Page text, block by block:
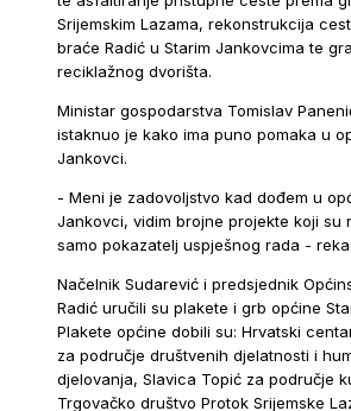
Srijemskim Lazama, rekonstrukcija
braće Radić u Starim Jankovcima te
reciklažnog dvorišta.
Ministar gospodarstva Tomislav
istaknuo je kako ima puno pomaka u
Jankovci.
- Meni je zadovoljstvo kad dođem u
Jankovci, vidim brojne projekte koji su
samo pokazatelj uspješnog rada -
Načelnik Sudarević i predsjednik
Radić uručili su plakete i grb općine
Plakete općine dobili su: Hrvatski
za područje društvenih djelatnosti i
djelovanja, Slavica Topić za područje
Trgovačko društvo Protok Srijemske